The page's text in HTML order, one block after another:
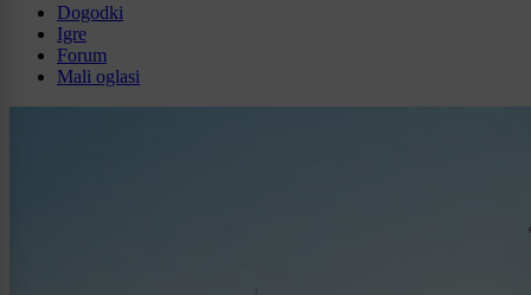
Dogodki
Igre
Forum
Mali oglasi